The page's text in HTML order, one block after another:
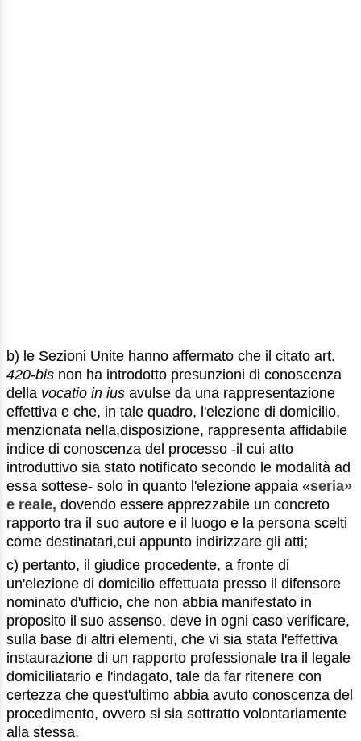
b) le Sezioni Unite hanno affermato che il citato art.
420-bis non ha introdotto presunzioni di conoscenza
della vocatio in ius avulse da una rappresentazione
effettiva e che, in tale quadro, l'elezione di domicilio,
menzionata nella,disposizione, rappresenta affidabile
indice di conoscenza del processo -il cui atto
introduttivo sia stato notificato secondo le modalità ad
essa sottese- solo in quanto l'elezione appaia «seria»
e reale, dovendo essere apprezzabile un concreto
rapporto tra il suo autore e il luogo e la persona scelti
come destinatari,cui appunto indirizzare gli atti;
c) pertanto, il giudice procedente, a fronte di
un'elezione di domicilio effettuata presso il difensore
nominato d'ufficio, che non abbia manifestato in
proposito il suo assenso, deve in ogni caso verificare,
sulla base di altri elementi, che vi sia stata l'effettiva
instaurazione di un rapporto professionale tra il legale
domiciliatario e l'indagato, tale da far ritenere con
certezza che quest'ultimo abbia avuto conoscenza del
procedimento, ovvero si sia sottratto volontariamente
alla stessa.